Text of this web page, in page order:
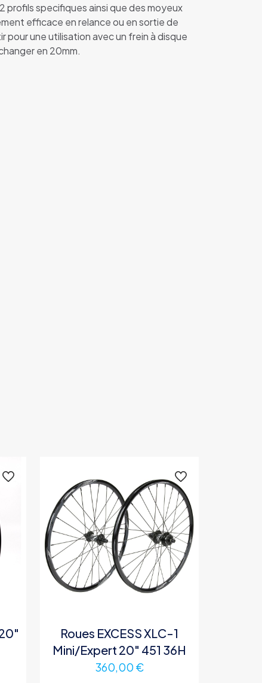
profils specifiques ainsi que des moyeux
efficace en relance ou en sortie de
pour une utilisation avec un frein à disque
en 20mm.
Roues EXCESS XLC-1
Mini/Expert 20″ 451 36H
360,00 €